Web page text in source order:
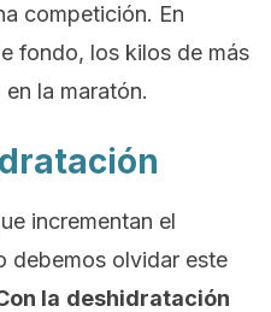
competición. En
fondo, los kilos de más
la maratón.
incrementan el
debemos olvidar este
la deshidratación